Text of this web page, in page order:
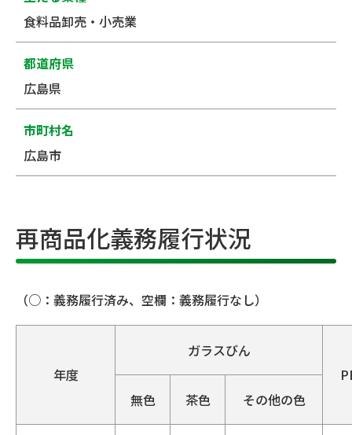
食料品卸売・小売業
都道府県
広島県
市町村名
広島市
再商品化義務履行状況
（○：義務履行済み、空欄：義務履行なし）
年度
ガラスびん
無色
茶色 その他の色